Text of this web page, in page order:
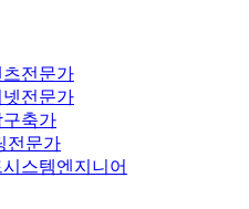
전문가
전문가
축가
전문가
스템엔지니어